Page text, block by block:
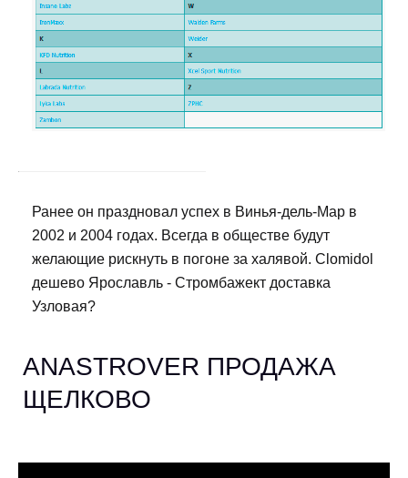
Ранее он праздновал успех в Винья-дель-Мар в
2002 и 2004 годах. Всегда в обществе будут
желающие рискнуть в погоне за халявой. Clomidol
дешево Ярославль - Стромбажект доставка
Узловая?
ANASTROVER ПРОДАЖА
ЩЕЛКОВО